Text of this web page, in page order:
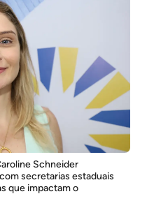
Schneider
secretarias estaduais
que impactam o